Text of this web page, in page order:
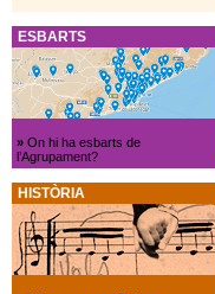
ESBARTS
»On hi ha esbarts de
l’Agrupament?
HISTÒRIA